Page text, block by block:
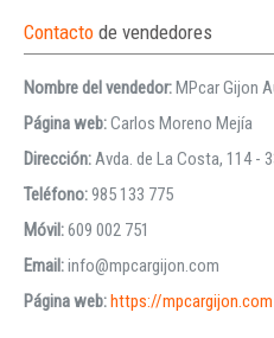
Contacto de vendedores
Nombre del vendedor:MPcar Gijon
Página web:Carlos Moreno Mejía
Dirección:Avda. de La Costa, 114 -
Teléfono:985 133 775
Móvil:609 002 751
Email:info@mpcargijon.com
Página web:https://mpcargijon.com